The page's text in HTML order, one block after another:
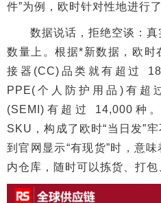
件”为例，欧时针对性地进行
数据说话，拒绝空谈：真
数量上。根据*新数据，欧时
接器(CC)品类就有超过
PPE(个人防护用品)有超
(SEMI)有超过 14,000种
SKU，构成了欧时“当日发”
到官网显示“有现货”时，意
内仓库，随时可以拣货、打包